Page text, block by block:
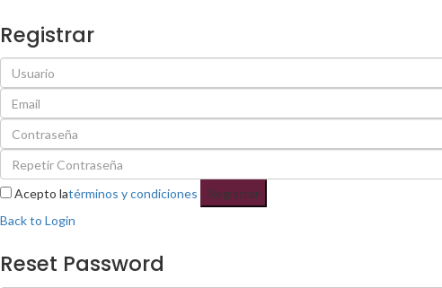
Registrar
Acepto latérminos y condiciones
Registrar
Back to Login
Reset Password